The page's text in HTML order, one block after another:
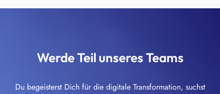
Werde Teil unseres Teams
Du begeisterst Dich für die digitale Transformation, suchst